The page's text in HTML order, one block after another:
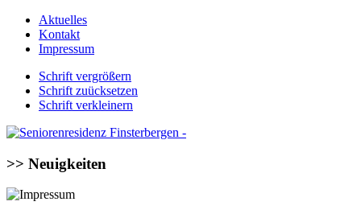
Aktuelles
Kontakt
Impressum
Schrift vergrößern
Schrift zuücksetzen
Schrift verkleinern
>> Neuigkeiten